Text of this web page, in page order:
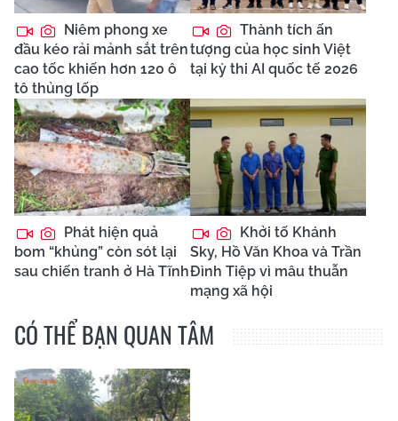
Niêm phong xe
đầu kéo rải mảnh sắt trên
cao tốc khiến hơn 120 ô
tô thủng lốp
Thành tích ấn
tượng của học sinh Việt
tại kỳ thi AI quốc tế 2026
Phát hiện quả
bom “khủng” còn sót lại
sau chiến tranh ở Hà Tĩnh
Khởi tố Khánh
Sky, Hồ Văn Khoa và Trần
Đình Tiệp vì mâu thuẫn
mạng xã hội
CÓ THỂ BẠN QUAN TÂM